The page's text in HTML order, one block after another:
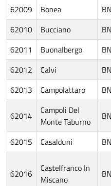
62009
Bonea BN
62010
Bucciano BN
62011
Buonalbergo BN
62012
Calvi BN
62013
Campolattaro BN
62014
Campoli Del
Monte Taburno
BN
62015 Casalduni BN
62016
Castelfranco In
Miscano
BN